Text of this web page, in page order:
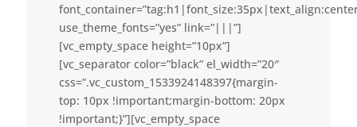
use_theme_fonts=”yes” link=”|||”]
[vc_empty_space height=”10px”]
[vc_separator color=”black” el_width=”20″
css=”.vc_custom_1533924148397{margin-
top: 10px !important;margin-bottom: 20px
!important;}”][vc_empty_space